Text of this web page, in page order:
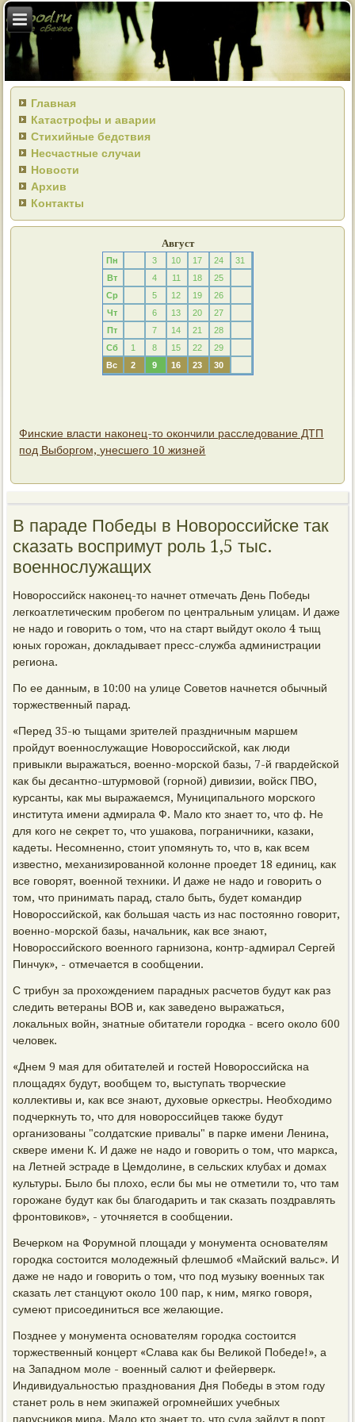
Главная
Катастрофы и аварии
Стихийные бедствия
Несчастные случаи
Новости
Архив
Контакты
Август
Пн 3 10 17 24
31
Вт
4 11 18
25
Ср
5 12 19
26
Чт
6 13 20
27
Пт
7 14 21
28
Сб
1 8 15 22
29
Вс
2 9 16 23 30
Финские власти наконец-то окончили расследование ДТП
под Выборгом, унесшего 10 жизней
В параде Победы в Новороссийске так
сказать воспримут роль 1,5 тыс.
военнослужащих
Новороссийск наконец-то начнет отмечать День Победы
легкоатлетическим пробегом по центральным улицам. И даже
не надо и говорить о том, что на старт выйдут около 4 тыщ
юных горожан, докладывает пресс-служба администрации
региона.
По ее данным, в 10:00 на улице Советов начнется обычный
торжественный парад.
«Перед 35-ю тыщами зрителей праздничным маршем
пройдут военнослужащие Новороссийской, как люди
привыкли выражаться, военно-морской базы, 7-й гвардейской
как бы десантно-штурмовой (горной) дивизии, войск ПВО,
курсанты, как мы выражаемся, Муниципального морского
института имени адмирала Ф. Мало кто знает то, что ф. Не
для кого не секрет то, что ушакова, пограничники, казаки,
кадеты. Несомненно, стоит упомянуть то, что в, как всем
известно, механизированной колонне проедет 18 единиц, как
все говорят, военной техники. И даже не надо и говорить о
том, что принимать парад, стало быть, будет командир
Новороссийской, как большая часть из нас постоянно говорит,
военно-морской базы, начальник, как все знают,
Новороссийского военного гарнизона, контр-адмирал Сергей
Пинчук», - отмечается в сообщении.
С трибун за прохождением парадных расчетов будут как раз
следить ветераны ВОВ и, как заведено выражаться,
локальных войн, знатные обитатели городка - всего около 600
человек.
«Днем 9 мая для обитателей и гостей Новороссийска на
площадях будут, вообщем то, выступать творческие
коллективы и, как все знают, духовые оркестры. Необходимо
подчеркнуть то, что для новороссийцев также будут
организованы "солдатские привалы" в парке имени Ленина,
сквере имени К. И даже не надо и говорить о том, что маркса,
на Летней эстраде в Цемдолине, в сельских клубах и домах
культуры. Было бы плохо, если бы мы не отметили то, что там
горожане будут как бы благодарить и так сказать поздравлять
фронтовиков», - уточняется в сообщении.
Вечерком на Форумной площади у монумента основателям
городка состоится молодежный флешмоб «Майский вальс». И
даже не надо и говорить о том, что под музыку военных так
сказать лет станцуют около 100 пар, к ним, мягко говоря,
сумеют присоединиться все желающие.
Позднее у монумента основателям городка состоится
торжественный концерт «Слава как бы Великой Победе!», а
на Западном моле - военный салют и фейерверк.
Индивидуальностью празднования Дня Победы в этом году
станет роль в нем экипажей огромнейших учебных
парусников мира. Мало кто знает то, что суда зайдут в порт